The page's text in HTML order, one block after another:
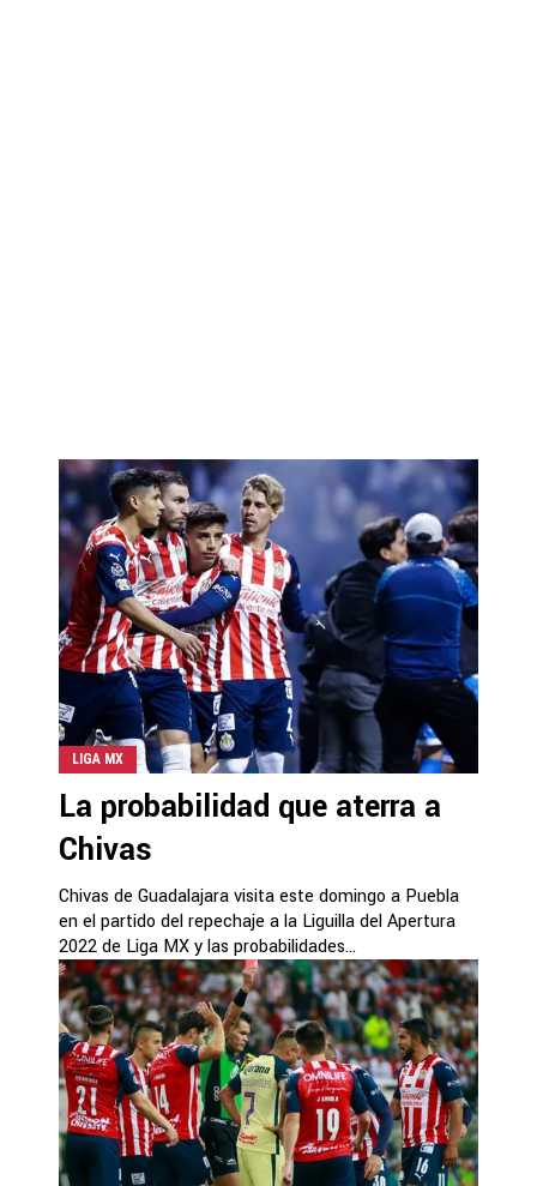
LIGA MX
La probabilidad que aterra a
Chivas
Chivas de Guadalajara visita este domingo a Puebla
en el partido del repechaje a la Liguilla del Apertura
2022 de Liga MX y las probabilidades...